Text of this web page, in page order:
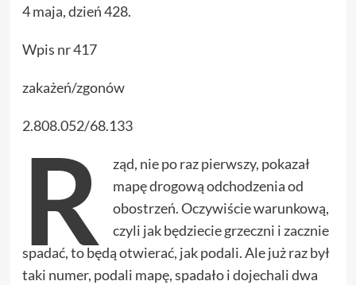
4 maja, dzień 428.
Wpis nr 417
zakażeń/zgonów
2.808.052/68.133
R
ząd, nie po raz pierwszy, pokazał
mapę drogową odchodzenia od
obostrzeń. Oczywiście warunkową,
czyli jak będziecie grzeczni i zacznie
spadać, to będą otwierać, jak podali. Ale już raz był
taki numer, podali mapę, spadało i dojechali dwa